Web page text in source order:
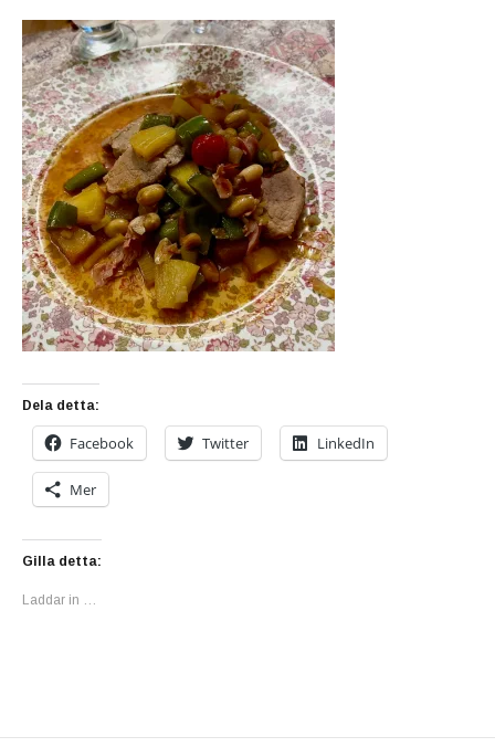
Dela detta:
Facebook Twitter LinkedIn
Mer
Gilla detta:
Laddar in …